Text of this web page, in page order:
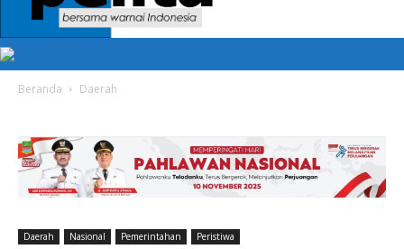
Beranda Daerah
Daerah Nasional Pemerintahan Peristiwa